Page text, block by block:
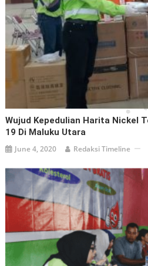
Wujud Kepedulian Harita Nickel
19 Di Maluku Utara
June 4, 2020 Redaksi Timeline